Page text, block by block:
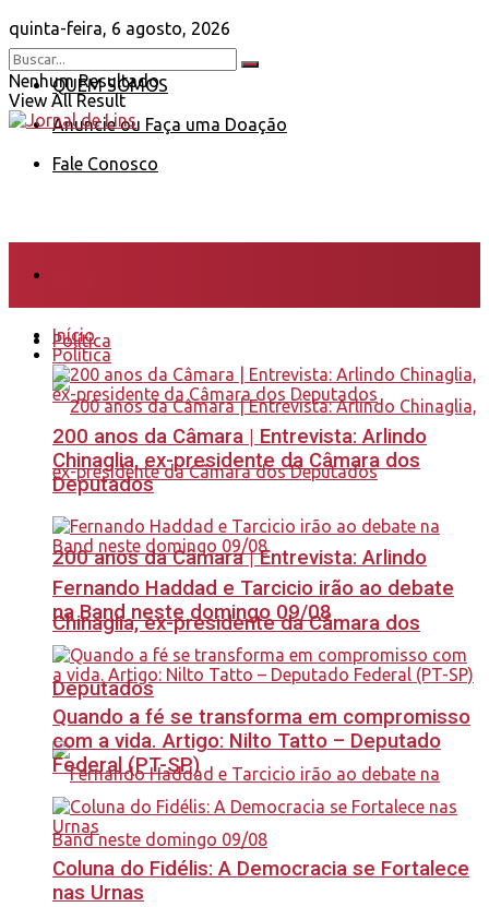
quinta-feira, 6 agosto, 2026
QUEM SOMOS
Anuncie ou Faça uma Doação
Fale Conosco
Nenhum Resultado
View All Result
Política
200 anos da Câmara | Entrevista: Arlindo
Chinaglia, ex-presidente da Câmara dos
Deputados
Início
Política
200 anos da Câmara | Entrevista: Arlindo
Chinaglia, ex-presidente da Câmara dos
Deputados
Fernando Haddad e Tarcicio irão ao debate
na Band neste domingo 09/08
Quando a fé se transforma em compromisso
com a vida. Artigo: Nilto Tatto – Deputado
Federal (PT-SP)
Coluna do Fidélis: A Democracia se Fortalece
nas Urnas